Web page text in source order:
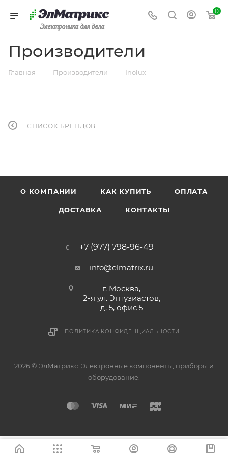
Электроника для дела
0
Производители
Главная — Производители — Inolux
СПИСОК БРЕНДОВ
О КОМПАНИИ КАК КУПИТЬ ОПЛАТА
ДОСТАВКА КОНТАКТЫ
+7 (977) 798-96-49
info@elmatrix.ru
г. Москва,
2-я ул. Энтузиастов,
д. 5, офис 5
ПОЛИТИКА КОНФИДЕНЦИАЛЬНОСТИ
2026 © ЭлМатрикс. Электронные компоненты, приборы и
оборудование.